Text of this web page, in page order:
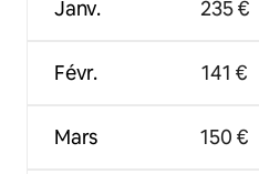
Janv.
Févr.
Mars
235 €
141 €
150 €